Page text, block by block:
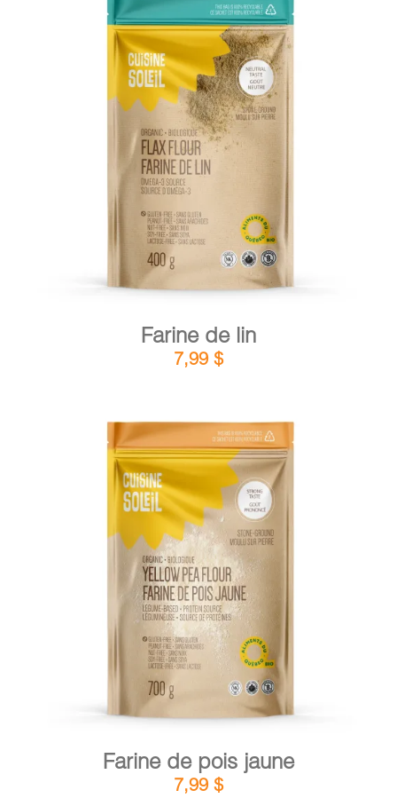
AJOUTER AU PANIER /
Farine de lin
7,99 $
AJOUTER AU PANIER / DÉTAILS
Farine de pois jaune
7,99 $